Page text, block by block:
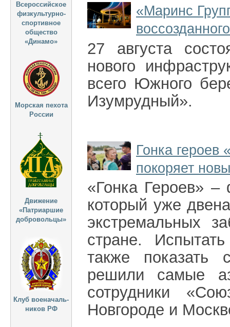
«Маринс
27 августа
нового
всего Южного
Изумрудный».
Гонка
покоряет
«Гонка Героев» –
который уже
экстремальных
стране.
также показать
решили самые
сотрудники
Новгороде и
Всероссийское
физкультурно-
спортивное
общество
«Динамо»
Морская пехота
России
Движение
«Патриаршие
добровольцы»
Клуб военачаль-
ников РФ